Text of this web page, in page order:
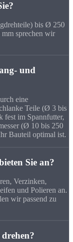
bis Ø 250
sprechen wir
und
eine
Teile (Ø 3 bis
fest im Spannfutter,
(Ø 10 bis 250
Bauteil optimal ist.
Sie an?
Verzinken,
und Polieren an.
wir passend zu